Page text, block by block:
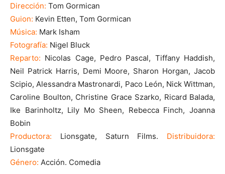
Dirección: Tom Gormican
Guion: Kevin Etten, Tom Gormican
Música: Mark Isham
Fotografía: Nigel Bluck
Reparto: Nicolas Cage, Pedro Pascal, Tiffany Haddish,
Neil Patrick Harris, Demi Moore, Sharon Horgan, Jacob
Scipio, Alessandra Mastronardi, Paco León, Nick Wittman,
Caroline Boulton, Christine Grace Szarko, Ricard Balada,
Ike Barinholtz, Lily Mo Sheen, Rebecca Finch, Joanna
Bobin
Productora: Lionsgate, Saturn Films. Distribuidora:
Lionsgate
Género: Acción. Comedia